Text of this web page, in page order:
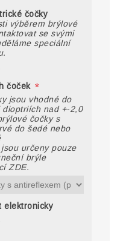
čočky
výběrem brýlové
se svými
speciální
čoček *
jsou vhodné do
nad +-2,0
čočky s
do šedé nebo
určeny pouze
brýle
ZDE.
elektronicky